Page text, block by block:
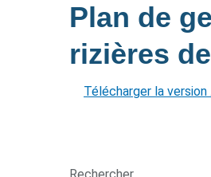
Plan de
rizières
Télécharger la version